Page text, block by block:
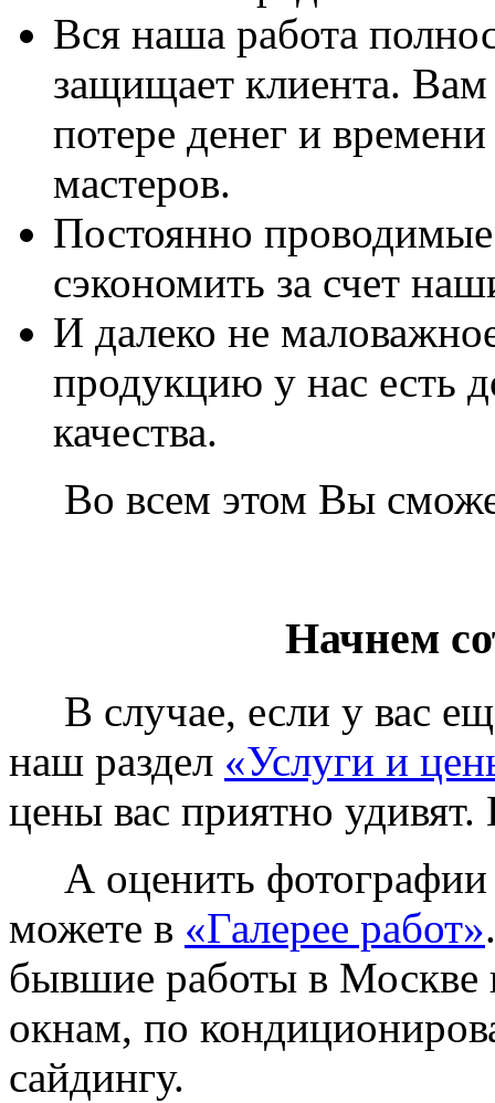
Вся наша работа
защищает клиента. Вам
потере денег и
мастеров.
Постоянно
сэкономить за счет
И далеко не
продукцию у нас есть
качества.
Во всем этом Вы
Начнем
В случае, если у вас
наш раздел «Услуги и
цены вас приятно
А оценить фотографии
можете в «Галерее работ»
бывшие работы в Москве
окнам, по
сайдингу.